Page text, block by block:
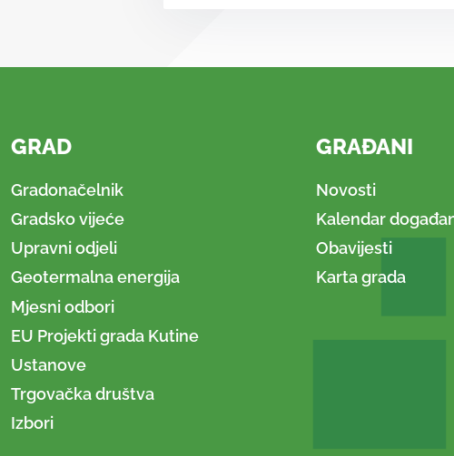
GRAD
Gradonačelnik
Gradsko vijeće
Upravni odjeli
Geotermalna energija
Mjesni odbori
EU Projekti grada Kutine
Ustanove
Trgovačka društva
Izbori
GRAĐANI
Novosti
Kalendar
Obavijesti
Karta grada